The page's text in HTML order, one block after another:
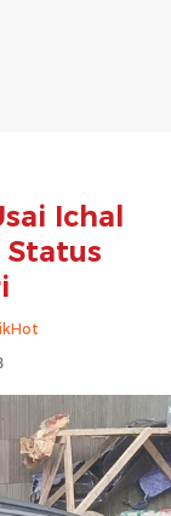
Ichal
Status